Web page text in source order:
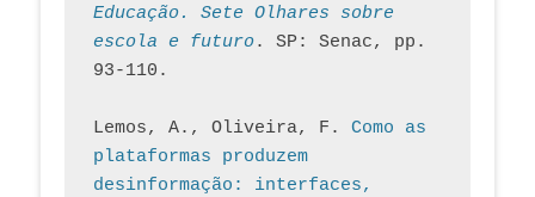
Educação. Sete Olhares sobre
escola e futuro. SP: Senac, pp.
93-110.
Lemos, A., Oliveira, F. Como as
plataformas produzem
desinformação: interfaces,